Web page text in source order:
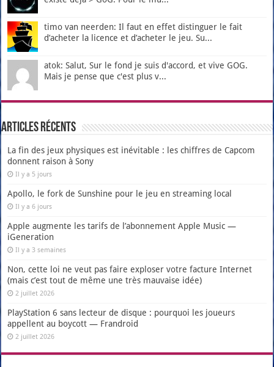
timo van neerden: Il faut en effet distinguer le fait
d’acheter la licence et d’acheter le jeu. Su...
atok: Salut, Sur le fond je suis d'accord, et vive GOG.
Mais je pense que c'est plus v...
Articles récents
La fin des jeux physiques est inévitable : les chiffres de Capcom
donnent raison à Sony
Il y a 5 jours
Apollo, le fork de Sunshine pour le jeu en streaming local
Il y a 6 jours
Apple augmente les tarifs de l’abonnement Apple Music —
iGeneration
Il y a 3 semaines
Non, cette loi ne veut pas faire exploser votre facture Internet
(mais c’est tout de même une très mauvaise idée)
2 juillet 2026
PlayStation 6 sans lecteur de disque : pourquoi les joueurs
appellent au boycott — Frandroid
2 juillet 2026